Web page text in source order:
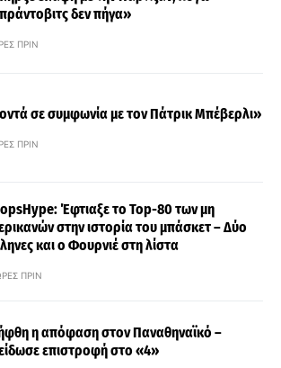
δεν πήγα»
ΠΡΙΝ
σε συμφωνία με τον Πάτρικ Μπέβερλι»
ΠΡΙΝ
Έφτιαξε το Top-80 των μη
στην ιστορία του μπάσκετ – Δύο
και ο Φουρνιέ στη λίστα
ΠΡΙΝ
η απόφαση στον Παναθηναϊκό –
επιστροφή στο «4»